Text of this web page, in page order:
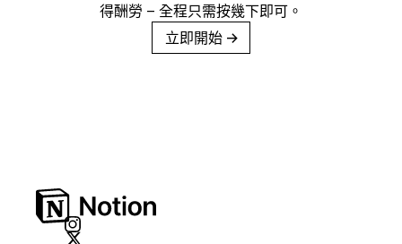
得酬勞 – 全程只需按幾下即可。
立即開始 →